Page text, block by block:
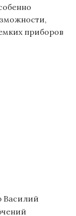
приборов
Василий